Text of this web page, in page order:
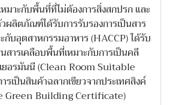
หมาะกับพื้นที่ที่ไม่ต้องการสิ่งสกปรก และ
ผลิตภัณฑ์ได้รับการรับรองการเป็นสาร
กับอุตสาหกรรมอาหาร (HACCP) ได้รับ
สารเคลือบพื้นที่เหมาะกับการเป็นคลี
ยอรมันนี (Clean Room Suitable
เป็นสินค้าฉลากเขียวจากประเทศสิงค์
Green Building Certificate)